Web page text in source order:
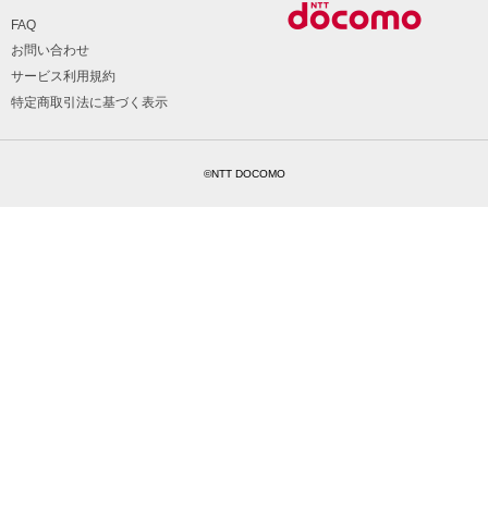
FAQ
お問い合わせ
サービス利用規約
特定商取引法に基づく表示
©NTT DOCOMO